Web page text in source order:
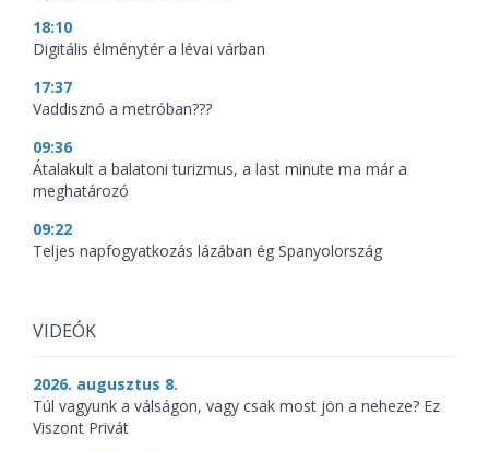
18:10
Digitális élménytér a lévai várban
17:37
Vaddisznó a metróban???
09:36
Átalakult a balatoni turizmus, a last minute ma már a
meghatározó
09:22
Teljes napfogyatkozás lázában ég Spanyolország
VIDEÓK
2026. augusztus 8.
Túl vagyunk a válságon, vagy csak most jön a neheze? Ez
Viszont Privát